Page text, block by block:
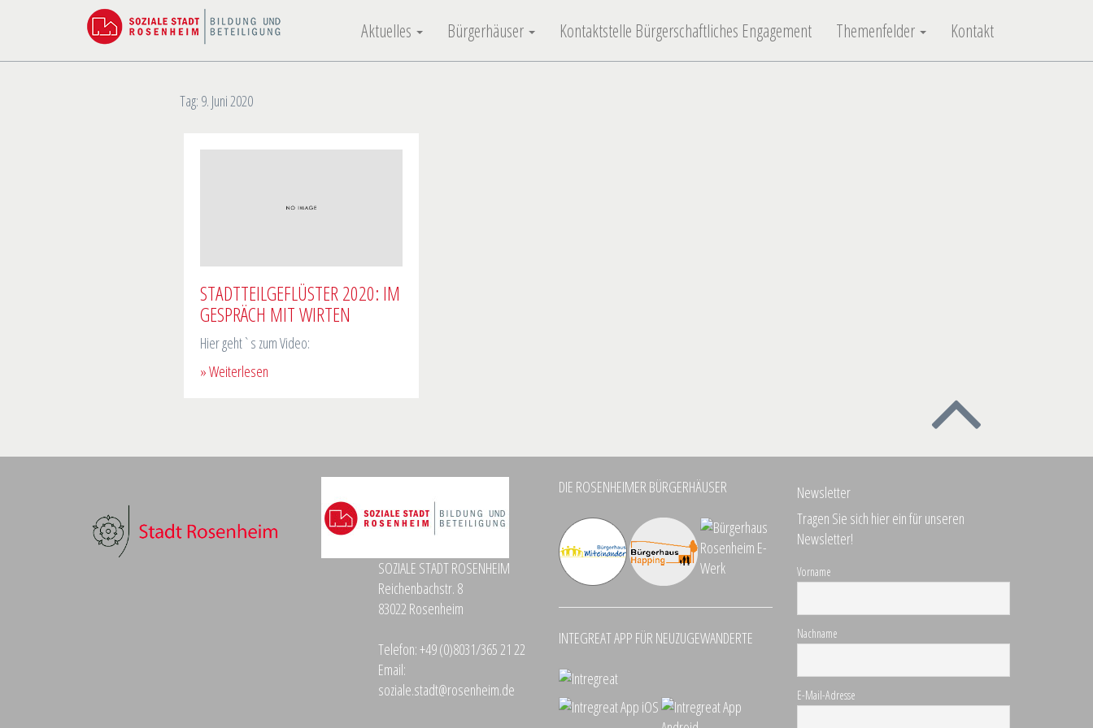
Aktuelles Bürgerhäuser Kontaktstelle Bürgerschaftliches Engagement Themenfelder Kontakt
Tag: 9. Juni 2020
STADTTEILGEFLÜSTER 2020: IM
GESPRÄCH MIT WIRTEN
Hier geht`s zum Video:
» Weiterlesen
SOZIALE STADT ROSENHEIM
Reichenbachstr. 8
83022 Rosenheim
Telefon:+49 (0)8031/365 21 22
Email:
soziale.stadt@rosenheim.de
DIE ROSENHEIMER BÜRGERHÄUSER
INTEGREAT APP FÜR NEUZUGEWANDERTE
Newsletter
Tragen Sie sich hier ein für unseren
Newsletter!
Vorname
Nachname
E-Mail-Adresse